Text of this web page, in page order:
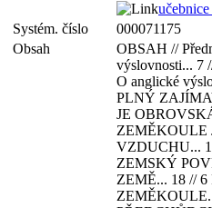
Systém. číslo
000071175
Obsah
OBSAH //
výslovnosti... 7
O anglické
PLNÝ
JE
ZEMĚKOULE
VZDUCHU...
ZEMSKÝ
ZEMĚ... 18 //